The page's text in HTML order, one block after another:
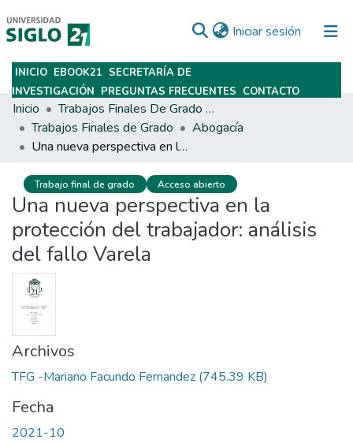
Iniciar sesión (current)
Subir
INICIO EBOOK21 SECRETARÍA DE
INVESTIGACIÓN PREGUNTAS FRECUENTES CONTACTO
Inicio
Trabajos Finales De Grado Y Posgrado
Trabajos Finales de Grado
Abogacía
Una nueva perspectiva en la protección del trabajador: análisis del fallo Varela
Trabajo final de grado Acceso abierto
Una nueva perspectiva en la
protección del trabajador: análisis
del fallo Varela
Archivos
TFG -Mariano Facundo Fernandez (745.39 KB)
Fecha
2021-10